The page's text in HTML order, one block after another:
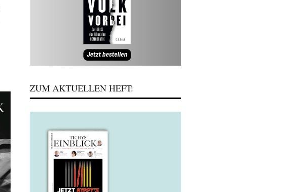
ZUM AKTUELLEN HEFT: